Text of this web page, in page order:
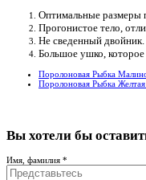
Оптимальные размеры
Прогонистое тело,
Не сведенный двойник.
Большое ушко,
Поролоновая Рыбка
Поролоновая Рыбка
Вы хотели бы
Имя, фамилия *